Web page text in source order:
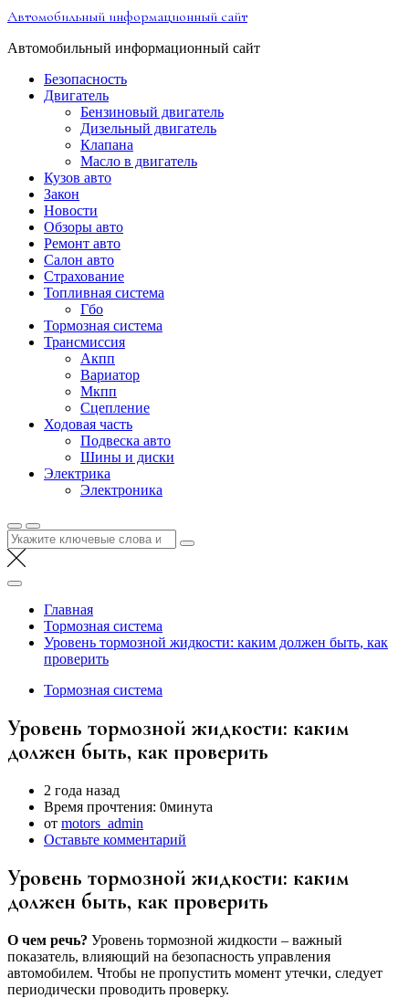
Перейти
содержимому
Автомобильный информационный сайт
Автомобильный информационный сайт
Безопасность
Двигатель
Бензиновый двигатель
Дизельный двигатель
Клапана
Масло в двигатель
Кузов авто
Закон
Новости
Обзоры авто
Ремонт авто
Салон авто
Страхование
Топливная система
Гбо
Тормозная система
Трансмиссия
Акпп
Вариатор
Мкпп
Сцепление
Ходовая часть
Подвеска авто
Шины и диски
Электрика
Электроника
Найти:
Главная
Тормозная система
Уровень тормозной жидкости: каким должен быть, как
проверить
Тормозная система
Уровень тормозной жидкости: каким
должен быть, как проверить
2 года назад
Время прочтения: 0минута
от motors_admin
Оставьте комментарий
Уровень тормозной жидкости: каким
должен быть, как проверить
О чем речь? Уровень тормозной жидкости – важный
показатель, влияющий на безопасность управления
автомобилем. Чтобы не пропустить момент утечки, следует
периодически проводить проверку.